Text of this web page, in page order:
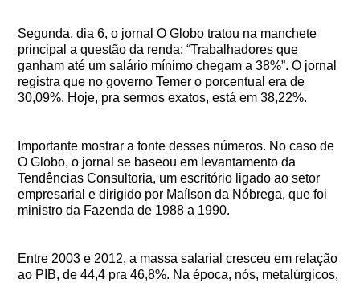
Segunda, dia 6, o jornal O Globo tratou na manchete
principal a questão da renda: “Trabalhadores que
ganham até um salário mínimo chegam a 38%”. O jornal
registra que no governo Temer o porcentual era de
30,09%. Hoje, pra sermos exatos, está em 38,22%.
Importante mostrar a fonte desses números. No caso de
O Globo, o jornal se baseou em levantamento da
Tendências Consultoria, um escritório ligado ao setor
empresarial e dirigido por Maílson da Nóbrega, que foi
ministro da Fazenda de 1988 a 1990.
Entre 2003 e 2012, a massa salarial cresceu em relação
ao PIB, de 44,4 pra 46,8%. Na época, nós, metalúrgicos,